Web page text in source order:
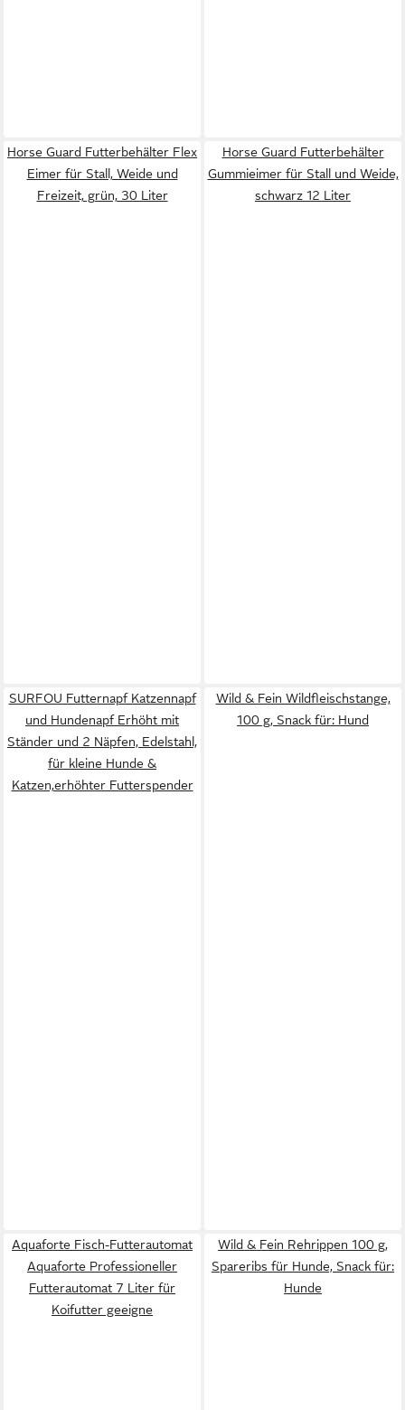
Horse Guard Futterbehälter Flex
Eimer für Stall, Weide und
Freizeit, grün, 30 Liter
Horse Guard Futterbehälter
Gummieimer für Stall und Weide,
schwarz 12 Liter
SURFOU Futternapf Katzennapf
und Hundenapf Erhöht mit
Ständer und 2 Näpfen, Edelstahl,
für kleine Hunde &
Katzen,erhöhter Futterspender
Wild & Fein Wildfleischstange,
100 g, Snack für: Hund
Aquaforte Fisch-Futterautomat
Aquaforte Professioneller
Futterautomat 7 Liter für
Koifutter geeigne
Wild & Fein Rehrippen 100 g,
Spareribs für Hunde, Snack für:
Hunde